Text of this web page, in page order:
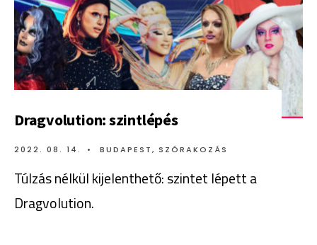
Dragvolution: szintlépés
2022. 08. 14. • BUDAPEST, SZÓRAKOZÁS
Túlzás nélkül kijelenthető: szintet lépett a
Dragvolution.